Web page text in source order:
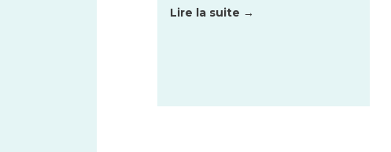
Lire la suite →